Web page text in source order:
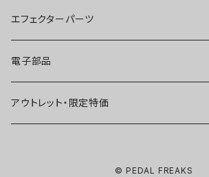
ファズ
プリアンプ
空間系
ディストーション
ファズ
空間系
オーバードライブ
ディストーション
ファズ
オーバードライブ
ディストーション
ファズ
エフェクターパーツ
スイッチ
ジャック
電子部品
IC
アウトレット・限定特価
© PEDAL FREAKS